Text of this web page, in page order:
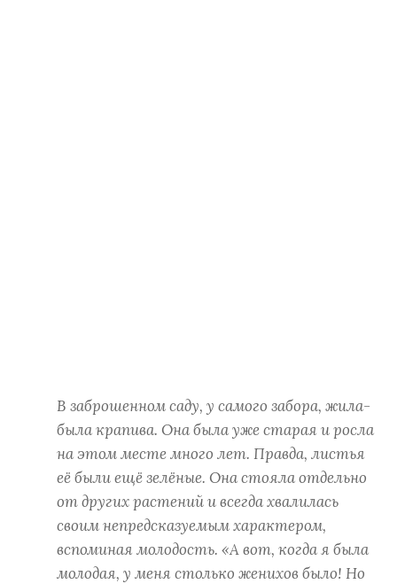
В заброшенном саду, у самого забора, жила-
была крапива. Она была уже старая и росла
на этом месте много лет. Правда, листья
её были ещё зелёные. Она стояла отдельно
от других растений и всегда хвалилась
своим непредсказуемым характером,
вспоминая молодость. «А вот, когда я была
молодая, у меня столько женихов было! Но